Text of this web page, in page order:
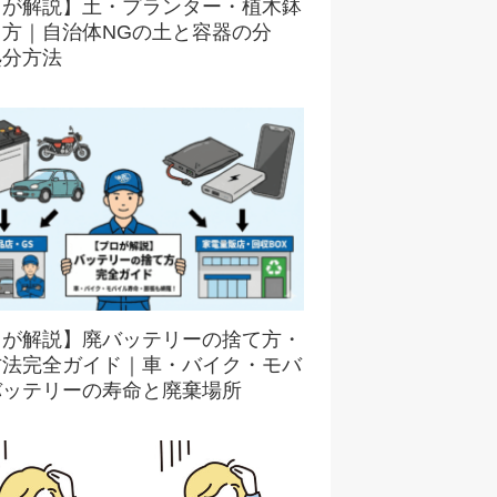
解説】土・プランター・植木鉢
｜自治体NGの土と容器の分
方法
解説】廃バッテリーの捨て方・
完全ガイド｜車・バイク・モバ
テリーの寿命と廃棄場所